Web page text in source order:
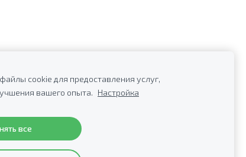
E-почта:
info@profkor.lv
cookie для предоставления услуг,
вашего опыта. Настройка
все